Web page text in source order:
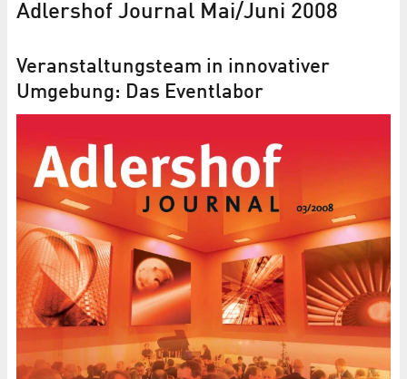
Adlershof Journal Mai/Juni 2008
Veranstaltungsteam in innovativer
Umgebung: Das Eventlabor